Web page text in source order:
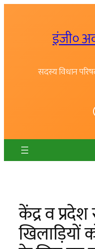
इंजी०
सदस्य विधान
केंद्र व
खिलाड़ियों